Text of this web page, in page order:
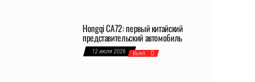
Hongqi CA72: первый китайский
представительский автомобиль
12 июля 2026 Выкл.